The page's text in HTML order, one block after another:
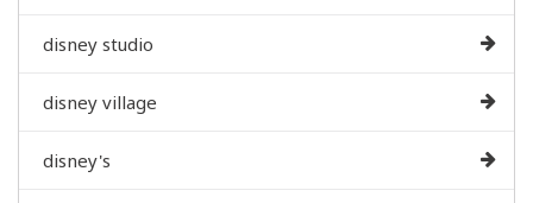
disney studio
disney village
disney's